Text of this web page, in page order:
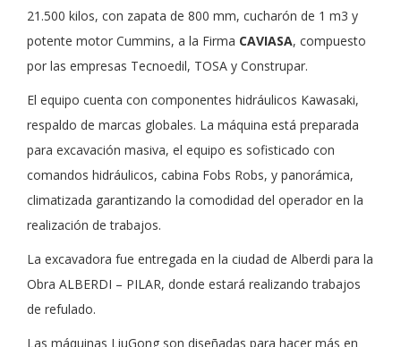
21.500 kilos, con zapata de 800 mm, cucharón de 1 m3 y
potente motor Cummins, a la Firma CAVIASA, compuesto
por las empresas Tecnoedil, TOSA y Construpar.
El equipo cuenta con componentes hidráulicos Kawasaki,
respaldo de marcas globales. La máquina está preparada
para excavación masiva, el equipo es sofisticado con
comandos hidráulicos, cabina Fobs Robs, y panorámica,
climatizada garantizando la comodidad del operador en la
realización de trabajos.
La excavadora fue entregada en la ciudad de Alberdi para la
Obra ALBERDI – PILAR, donde estará realizando trabajos
de refulado.
Las máquinas LiuGong son diseñadas para hacer más en